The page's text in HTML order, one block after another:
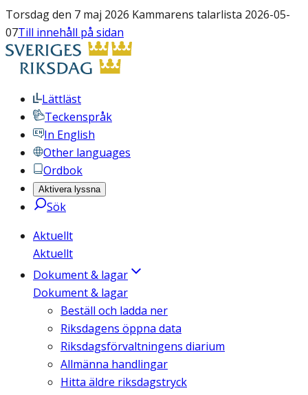
Torsdag den 7 maj 2026 Kammarens talarlista 2026-05-
07Till innehåll på sidan
Lättläst
Teckenspråk
In English
Other languages
Ordbok
Aktivera lyssna
Sök
Aktuellt
Aktuellt
Dokument & lagar
Dokument & lagar
Beställ och ladda ner
Riksdagens öppna data
Riksdagsförvaltningens diarium
Allmänna handlingar
Hitta äldre riksdagstryck